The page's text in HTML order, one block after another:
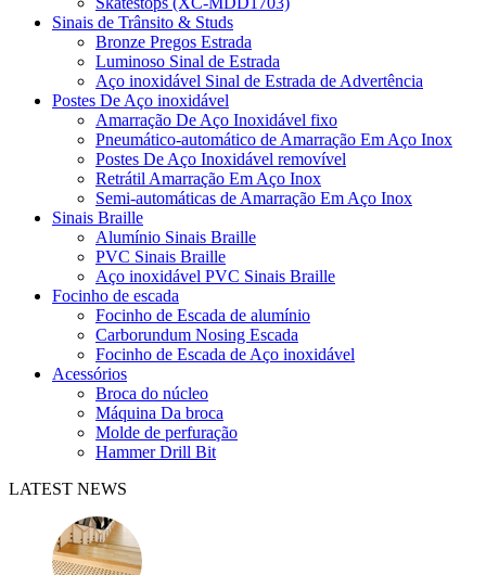
Sinais de Trânsito & Studs
Bronze Pregos Estrada
Luminoso Sinal de Estrada
Aço inoxidável Sinal de Estrada de Advertência
Postes De Aço inoxidável
Amarração De Aço Inoxidável fixo
Pneumático-automático de Amarração Em Aço Inox
Postes De Aço Inoxidável removível
Retrátil Amarração Em Aço Inox
Semi-automáticas de Amarração Em Aço Inox
Sinais Braille
Alumínio Sinais Braille
PVC Sinais Braille
Aço inoxidável PVC Sinais Braille
Focinho de escada
Focinho de Escada de alumínio
Carborundum Nosing Escada
Focinho de Escada de Aço inoxidável
Acessórios
Broca do núcleo
Máquina Da broca
Molde de perfuração
Hammer Drill Bit
LATEST NEWS